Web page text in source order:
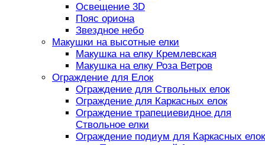
Освещение 3D
Пояс ориона
Звездное небо
Макушки на высотные елки
Макушка на елку Кремлевская
Макушка на елку Роза Ветров
Ограждение для Елок
Ограждение для Ствольных елок
Ограждение для Каркасных елок
Ограждение трапециевидное для
Ствольное елки
Ограждение подиум для Каркасных елок